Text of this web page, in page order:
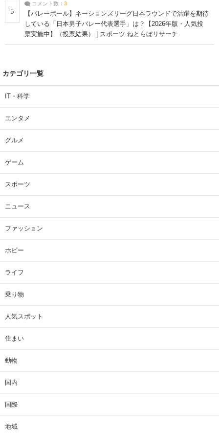
5
コメント数： 3
【バレーボール】ネーションズリーグ日本ラウンドで活躍を期待
している「日本男子バレー代表選手」は？【2026年版・人気投
票実施中】（投票結果） | スポーツ ねとらぼリサーチ
カテゴリ一覧
IT・科学
エンタメ
グルメ
ゲーム
スポーツ
ニュース
ファッション
ホビー
ライフ
乗り物
人気スポット
住まい
動物
国内
国際
地域